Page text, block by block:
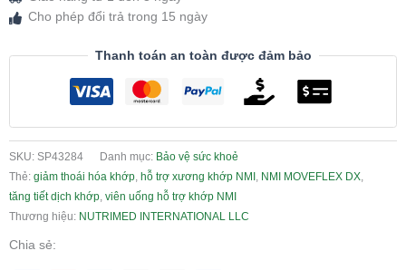
Cho phép đổi trả trong 15 ngày
Thanh toán an toàn được đảm bảo
SKU: SP43284 Danh mục: Bảo vệ sức khoẻ
Thẻ: giảm thoái hóa khớp, hỗ trợ xương khớp NMI , NMI MOVEFLEX DX,
tăng tiết dịch khớp, viên uống hỗ trợ khớp NMI
Thương hiệu: NUTRIMED INTERNATIONAL LLC
Chia sẻ: